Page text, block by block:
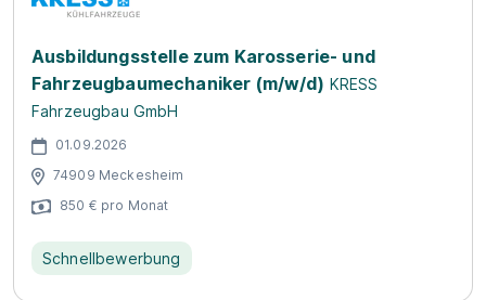
Ausbildungsstelle zum Karosserie- und
Fahrzeugbaumechaniker (m/w/d) KRESS
Fahrzeugbau GmbH
01.09.2026
74909 Meckesheim
850 € pro Monat
Schnellbewerbung